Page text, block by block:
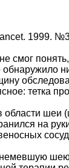
1999.
смог
тетка
в области
на
шею